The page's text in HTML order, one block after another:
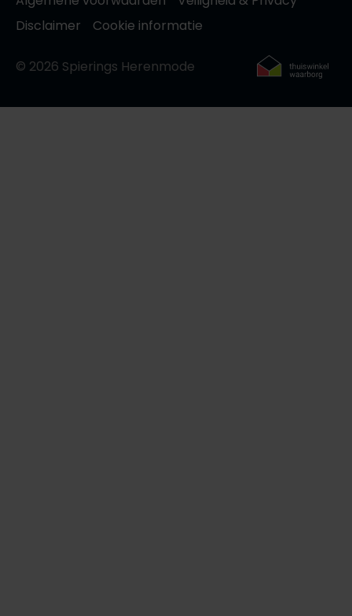
Disclaimer
Cookie informatie
© 2026 Spierings Herenmode